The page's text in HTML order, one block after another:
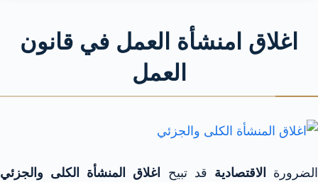
اغلاق امنشأة العمل في قانون
العمل
الضرورة الاقتصادية قد تبيح
اغلاق المنشأة الكلى والجزئي